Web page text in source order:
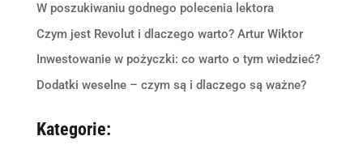
W poszukiwaniu godnego polecenia lektora
Czym jest Revolut i dlaczego warto? Artur Wiktor
Inwestowanie w pożyczki: co warto o tym wiedzieć?
Dodatki weselne – czym są i dlaczego są ważne?
Kategorie: